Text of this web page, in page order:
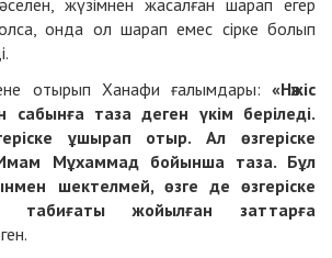
жүзімнен жасалған шарап егер
онда ол шарап емес сірке болып
отырып Ханафи ғалымдары: «Нәжіс
сабынға таза деген үкім беріледі.
ұшырап отыр. Ал өзгеріске
Имам Мұхаммад бойынша таза. Бұл
шектелмей, өзге де өзгеріске
табиғаты жойылған заттарға